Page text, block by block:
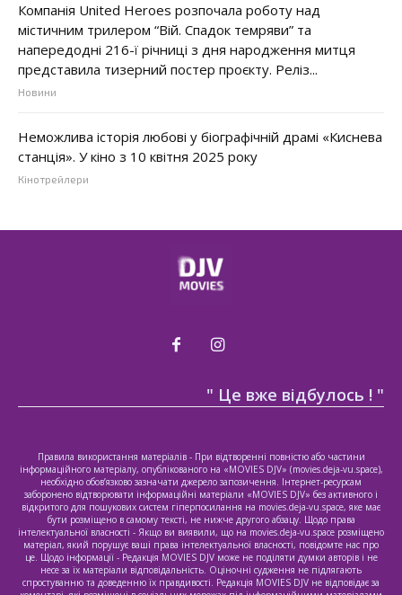
Компанія United Heroes розпочала роботу над
містичним трилером “Вій. Спадок темряви” та
напередодні 216-ї річниці з дня народження митця
представила тизерний постер проєкту. Реліз...
Новини
Неможлива історія любові у біографічній драмі «Киснева
станція». У кіно з 10 квітня 2025 року
Кінотрейлери
" Це вже відбулось ! "
Правила використання матеріалів - При відтворенні повністю або частини
інформаційного матеріалу, опублікованого на «MOVIES DJV» (movies.deja-vu.space),
необхідно обов’язково зазначати джерело запозичення. Інтернет-ресурсам
заборонено відтворювати інформаційні матеріали «MOVIES DJV» без активного і
відкритого для пошукових систем гіперпосилання на movies.deja-vu.space, яке має
бути розміщено в самому тексті, не нижче другого абзацу. Щодо права
інтелектуальної власності - Якщо ви виявили, що на movies.deja-vu.space розміщено
матеріал, який порушує ваші права інтелектуальної власності, повідомте нас про
це. Щодо інформації - Редакція MOVIES DJV може не поділяти думки авторів і не
несе за їх матеріали відповідальність. Оціночні судження не підлягають
спростуванню та доведенню їх правдивості. Редакція MOVIES DJV не відповідає за